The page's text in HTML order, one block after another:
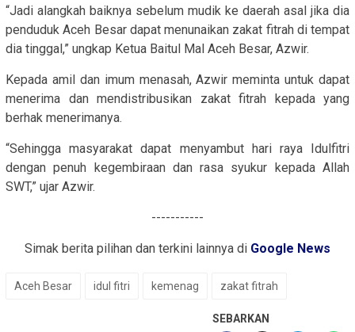
“Jadi alangkah baiknya sebelum mudik ke daerah asal jika dia
penduduk Aceh Besar dapat menunaikan zakat fitrah di tempat
dia tinggal,” ungkap Ketua Baitul Mal Aceh Besar, Azwir.
Kepada amil dan imum menasah, Azwir meminta untuk dapat
menerima dan mendistribusikan zakat fitrah kepada yang
berhak menerimanya.
“Sehingga masyarakat dapat menyambut hari raya Idulfitri
dengan penuh kegembiraan dan rasa syukur kepada Allah
SWT,” ujar Azwir.
-----------
Simak berita pilihan dan terkini lainnya di Google News
Aceh Besar idul fitri kemenag zakat fitrah
SEBARKAN